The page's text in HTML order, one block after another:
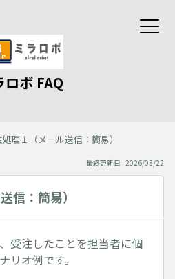
ロボ FAQ
理１（メール送信：簡易）
最終更新日 : 2026/03/22
信：簡易）
受注したことを担当者に個
リオ例です。